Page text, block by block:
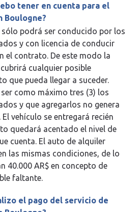
tener en cuenta para el
Boulogne?
podrá ser conducido por los
y con licencia de conducir
el contrato. De este modo la
cualquier posible
que pueda llegar a suceder.
como máximo tres (3) los
y que agregarlos no genera
vehículo se entregará recién
quedará acentado el nivel de
cuenta. El auto de alquiler
las mismas condiciones, de lo
40.000 AR$ en concepto de
faltante.
el pago del servicio de